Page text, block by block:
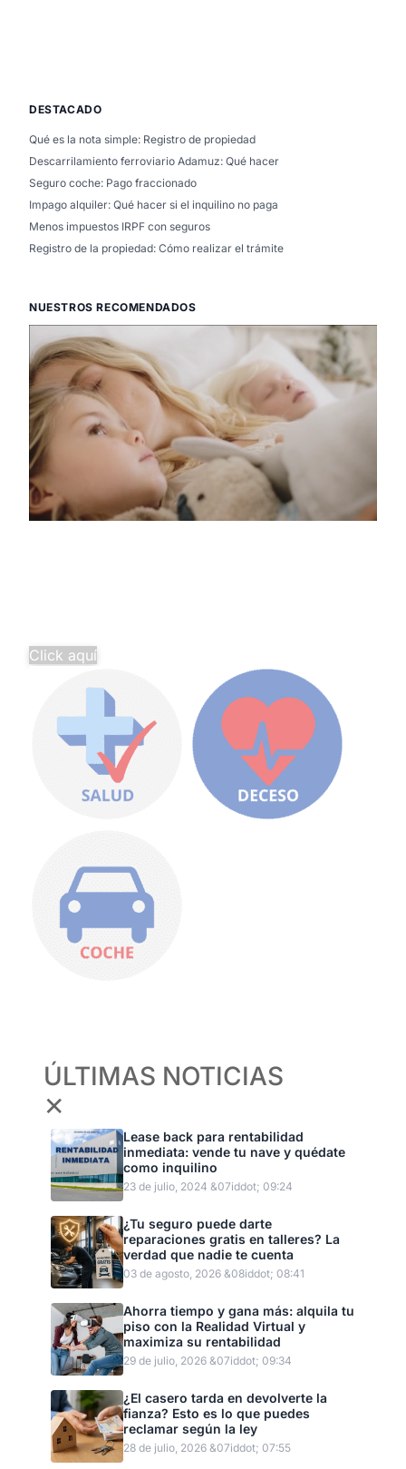
DESTACADO
Qué es la nota simple: Registro de propiedad
Descarrilamiento ferroviario Adamuz: Qué hacer
Seguro coche: Pago fraccionado
Impago alquiler: Qué hacer si el inquilino no paga
Menos impuestos IRPF con seguros
Registro de la propiedad: Cómo realizar el trámite
NUESTROS RECOMENDADOS
Click aquí
ÚLTIMAS NOTICIAS
✕
Lease back para rentabilidad
inmediata: vende tu nave y quédate
como inquilino
23 de julio, 2024 &07iddot; 09:24
¿Tu seguro puede darte
reparaciones gratis en talleres? La
verdad que nadie te cuenta
03 de agosto, 2026 &08iddot; 08:41
Ahorra tiempo y gana más: alquila tu
piso con la Realidad Virtual y
maximiza su rentabilidad
29 de julio, 2026 &07iddot; 09:34
¿El casero tarda en devolverte la
fianza? Esto es lo que puedes
reclamar según la ley
28 de julio, 2026 &07iddot; 07:55